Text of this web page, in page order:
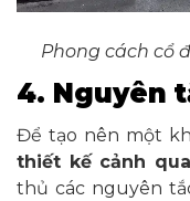
Phong cách cổ
4. Nguyên
Để tạo nên một
thiết kế cảnh
thủ các nguyên